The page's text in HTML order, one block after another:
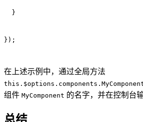
  }
});
在上述示例中，通过全局方法
组件 MyComponent 的名字，并在控制台输